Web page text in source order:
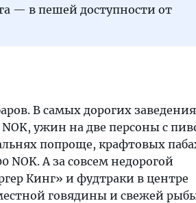
— в пешей доступности от
В самых дорогих
ужин на две персоны с
попроще, крафтовых
NOK. А за совсем недорогой
Кинг» и фудтраки в центре
говядины и свежей